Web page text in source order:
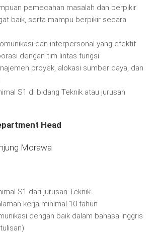
pemecahan masalah dan berpikir
baik, serta mampu berpikir secara
dan interpersonal yang efektif
dengan tim lintas fungsi
proyek, alokasi sumber daya, dan
S1 di bidang Teknik atau jurusan
Head
Morawa
S1 dari jurusan Teknik
kerja minimal 10 tahun
dengan baik dalam bahasa Inggris